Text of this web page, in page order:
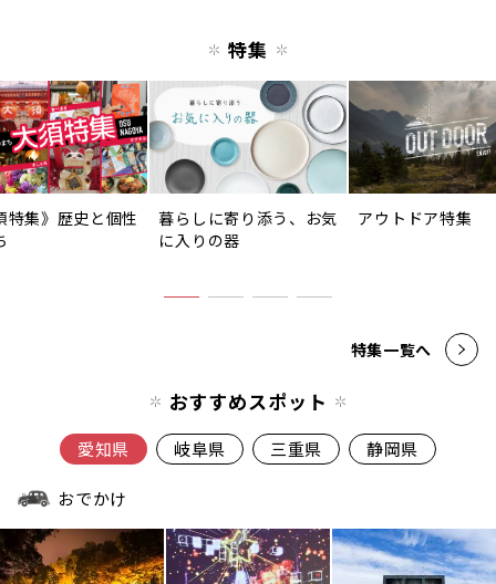
特集
特集》歴史と個性
暮らしに寄り添う、お気
に入りの器
アウトドア特集
特集一覧へ
おすすめスポット
愛知県 岐阜県 三重県 静岡県
おでかけ